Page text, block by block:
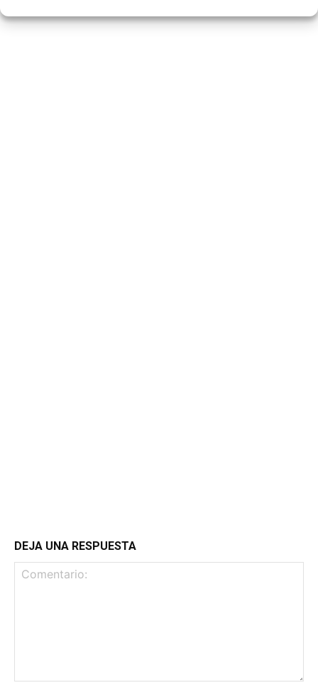
DEJA UNA RESPUESTA